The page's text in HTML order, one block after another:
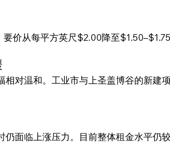
价从每平方英尺$2.00降至